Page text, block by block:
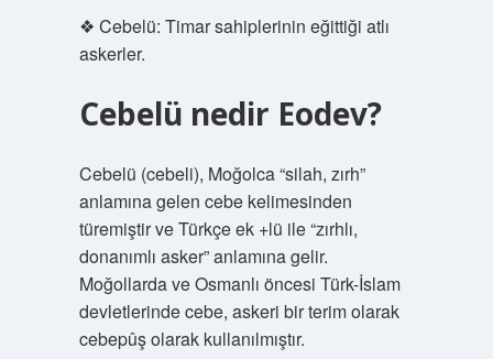
❖ Cebelü: Timar sahiplerinin eğittiği atlı
askerler.
Cebelü nedir Eodev?
Cebelü (cebeli), Moğolca “silah, zırh”
anlamına gelen cebe kelimesinden
türemiştir ve Türkçe ek +lü ile “zırhlı,
donanımlı asker” anlamına gelir.
Moğollarda ve Osmanlı öncesi Türk-İslam
devletlerinde cebe, askeri bir terim olarak
cebepûş olarak kullanılmıştır.